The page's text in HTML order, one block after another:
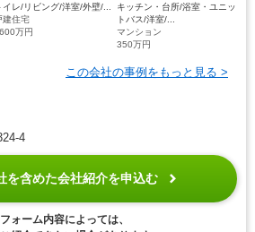
イレ/リビング/洋室/外壁/...
建住宅
万円
キッチン・台所/浴室・ユニッ
トバス/洋室/...
マンション
350万円
この会社の事例をもっと見る >
4
を含めた会社紹介を申込む
ォーム内容によっては、